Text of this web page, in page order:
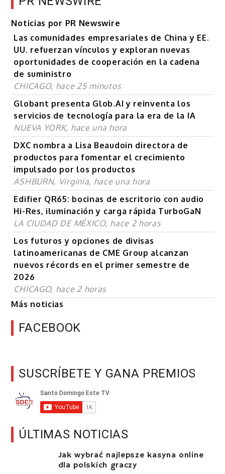
Noticias por PR Newswire
Las comunidades empresariales de China y EE.
UU. refuerzan vínculos y exploran nuevas
oportunidades de cooperación en la cadena
de suministro
CHICAGO, hace 25 minutos
Globant presenta Glob.AI y reinventa los
servicios de tecnología para la era de la IA
NUEVA YORK, hace una hora
DXC nombra a Lisa Beaudoin directora de
productos para fomentar el crecimiento
impulsado por los productos
ASHBURN, Virginia, hace una hora
Edifier QR65: bocinas de escritorio con audio
Hi-Res, iluminación y carga rápida TurboGaN
LA CIUDAD DE MÉXICO, hace 2 horas
Los futuros y opciones de divisas
latinoamericanas de CME Group alcanzan
nuevos récords en el primer semestre de
2026
CHICAGO, hace 2 horas
Más noticias
FACEBOOK
SUSCRÍBETE Y GANA PREMIOS
ÚLTIMAS NOTICIAS
Jak wybrać najlepsze kasyna online
dla polskich graczy